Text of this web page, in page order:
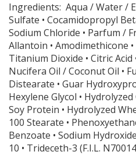
Ingredients: Aqua / Water /
Sulfate • Cocamidopropyl
Sodium Chloride • Parfum /
Allantoin • Amodimethicone
Titanium Dioxide • Citric Acid
Nucifera Oil / Coconut Oil •
Distearate • Guar
Hexylene Glycol •
Soy Protein • Hydrolyzed
100 Stearate •
Benzoate • Sodium
10 • Trideceth-3 (F.I.L.